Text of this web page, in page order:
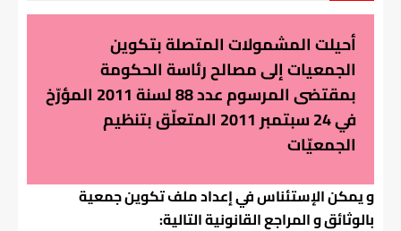
أحيلت المشمولات المتصلة بتكوين
الجمعيات إلى مصالح رئاسة الحكومة
بمقتضى المرسوم عدد 88 لسنة 2011 المؤرّخ
في 24 سبتمبر 2011 المتعلّق بتنظيم
الجمعيّات
و يمكن الإستئناس في إعداد ملف تكوين جمعية
بالوثائق و المراجع القانونية التالية: